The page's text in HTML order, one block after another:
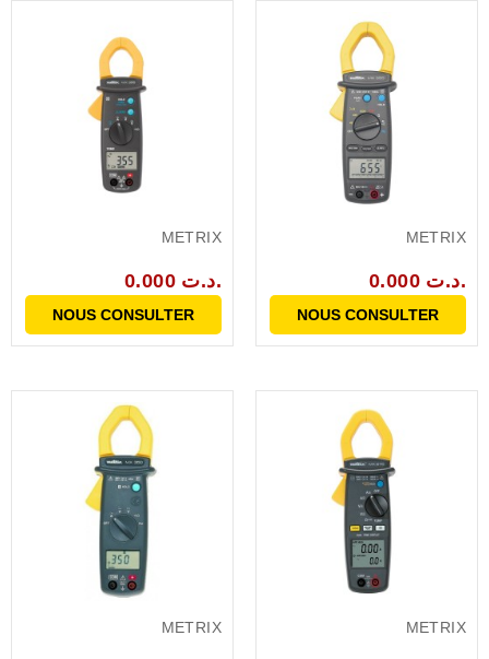
METRIX
0.000 د.ت.
NOUS CONSULTER
METRIX
0.000 د.ت.
NOUS CONSULTER
METRIX METRIX